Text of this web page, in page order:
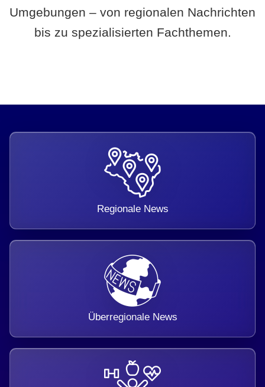
Umgebungen – von regionalen Nachrichten
bis zu spezialisierten Fachthemen.
Regionale News
Überregionale News